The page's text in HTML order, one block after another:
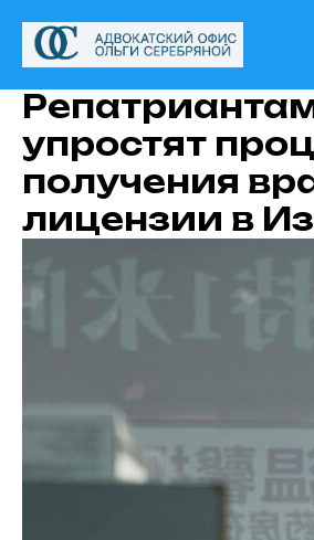
упростят
получения
лицензии в